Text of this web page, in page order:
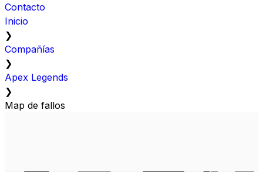
Contacto
Inicio
❯
Compañías
❯
Apex Legends
❯
Map de fallos